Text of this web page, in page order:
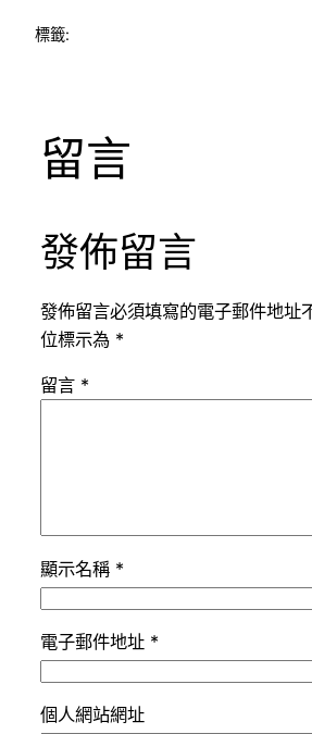
標籤:
留言
發佈留言
發佈留言必須填寫的電子郵件地址
位標示為 *
留言 *
顯示名稱 *
電子郵件地址 *
個人網站網址